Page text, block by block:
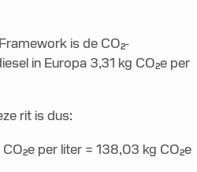
is de CO₂-
in Europa 3,31 kg CO₂e per
rit is dus:
per liter = 138,03 kg CO₂e